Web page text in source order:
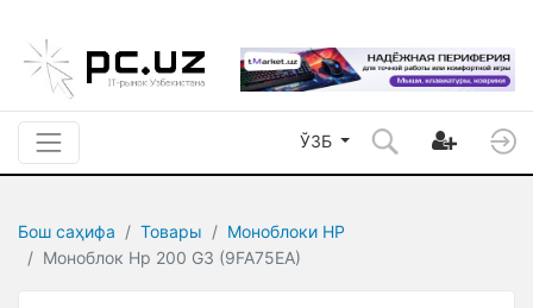
ЎЗБ
Бош саҳифа Товары
Моноблоки HP
Моноблок Hp 200 G3 (9FA75EA)